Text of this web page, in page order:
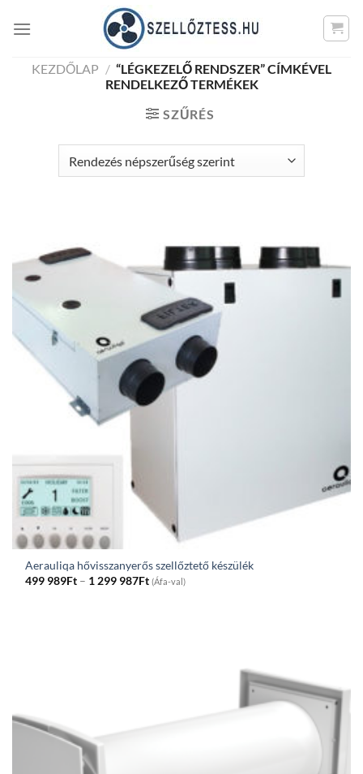
KEZDŐLAP / “LÉGKEZELŐ RENDSZER” CÍMKÉVEL
RENDELKEZŐ TERMÉKEK
SZŰRÉS
Aerauliqa hővisszanyerős szellőztető készülék
499 989Ft – 1 299 987FtPrice
range:
(Áfa-val)